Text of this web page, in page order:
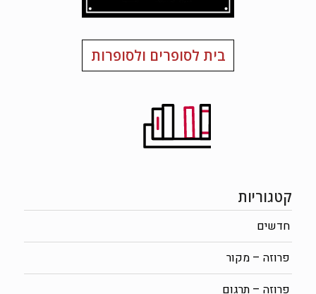
בית לסופרים ולסופרות
קטגוריות
חדשים
פרוזה – מקור
פרוזה – תרגום